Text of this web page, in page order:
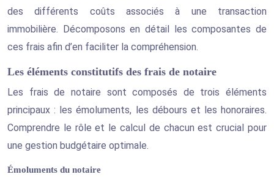
des différents coûts associés à une transaction
immobilière. Décomposons en détail les composantes de
ces frais afin d’en faciliter la compréhension.
Les éléments constitutifs des frais de notaire
Les frais de notaire sont composés de trois éléments
principaux : les émoluments, les débours et les honoraires.
Comprendre le rôle et le calcul de chacun est crucial pour
une gestion budgétaire optimale.
Émoluments du notaire